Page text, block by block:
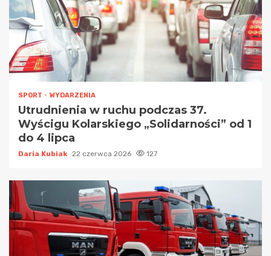
SPORT WYDARZENIA
Utrudnienia w ruchu podczas 37.
Wyścigu Kolarskiego „Solidarności” od 1
do 4 lipca
Daria Kubiak 22 czerwca 2026 127